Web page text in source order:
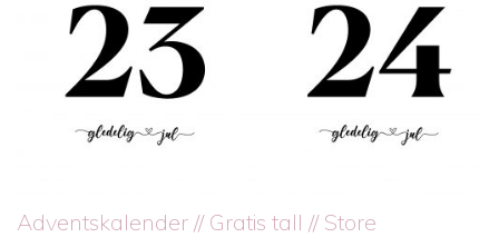
Adventskalender // Gratis tall // Store